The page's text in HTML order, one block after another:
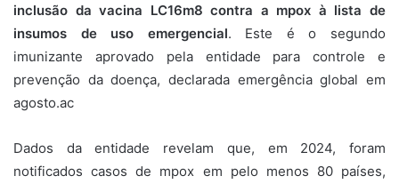
inclusão da vacina LC16m8 contra a mpox à lista de
insumos de uso emergencial. Este é o segundo
imunizante aprovado pela entidade para controle e
prevenção da doença, declarada emergência global em
agosto.ac
Dados da entidade revelam que, em 2024, foram
notificados casos de mpox em pelo menos 80 países,